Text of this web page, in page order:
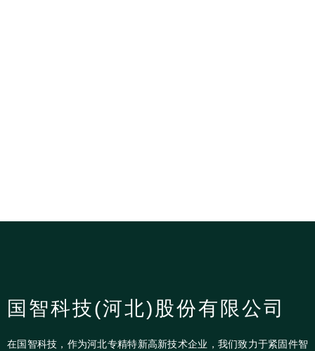
国智科技(河北)股份有限公司
在国智科技，作为河北专精特新高新技术企业，我们致力于紧固件智